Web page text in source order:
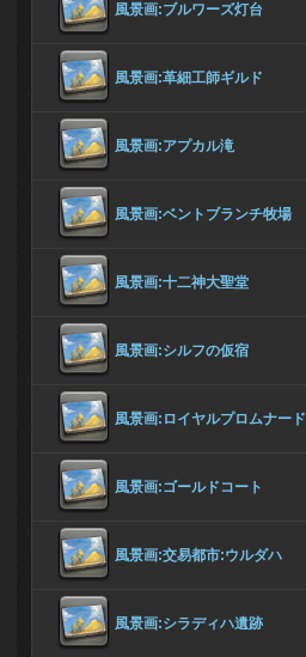
風景画:ブルワーズ灯台
風景画:革細工師ギルド
風景画:アプカル滝
風景画:ベントブランチ牧場
風景画:十二神大聖堂
風景画:シルフの仮宿
風景画:ロイヤルプロムナード
風景画:ゴールドコート
風景画:交易都市:ウルダハ
風景画:シラディハ遺跡